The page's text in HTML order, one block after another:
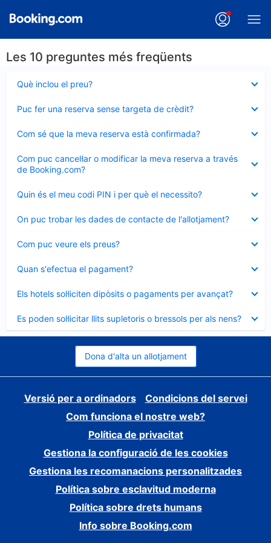
Les 10 preguntes més freqüents
Què inclou el preu?
tancat
Puc fer una reserva sense targeta de crèdit?
tancat
Com sé que la meva reserva està confirmada?
tancat
Com puc cancel·lar o modificar la meva reserva a través
de Booking.com?
tancat
Quin és el meu codi PIN i per què el necessito?
tancat
On puc trobar les dades de contacte de l'allotjament?
tancat
Com puc veure els preus?
tancat
Quan s'efectua el pagament?
tancat
Els hotels sol·liciten dipòsits o pagaments per avançat?
tancat
Es poden sol·licitar llits supletoris o bressols per als nens?
tancat
Dona d'alta un allotjament
Versió per a ordinadors
Condicions del servei
Com funciona el nostre web?
Política de privacitat
Gestiona la configuració de les cookies
Gestiona les recomanacions personalitzades
Política sobre esclavitud moderna
Política sobre drets humans
Info sobre Booking.com